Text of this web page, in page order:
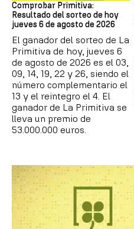
Comprobar Primitiva:
Resultado del sorteo de hoy
jueves 6 de agosto de 2026
El ganador del sorteo de La
Primitiva de hoy, jueves 6
de agosto de 2026 es el 03,
09, 14, 19, 22 y 26, siendo el
número complementario el
13 y el reintegro el 4. El
ganador de La Primitiva se
lleva un premio de
53.000.000 euros.